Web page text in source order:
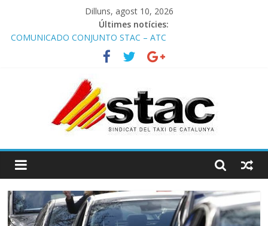
Dilluns, agost 10, 2026
Últimes notícies:
COMUNICADO CONJUNTO STAC – ATC
Comunicado STAC/ ATC de la reunión con los Mossos d
‘Esquadra del aeropuerto de Barcelona.
Programa de Radio TAXI LIBRE 29.07.2026 en COOLTURA FM.
STAC/ATC SOLICITAN TAULA TÈCNICA PARA MEJORAR LA
OPERATIVA DE ENTRADA EN EL PUERTO DE BARCELONA.
Programa de Radio TAXI LIBRE 22.07.2026 en COOLTURA FM.